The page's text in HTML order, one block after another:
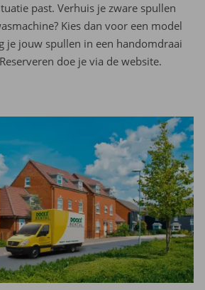
past. Verhuis je zware spullen
Kies dan voor een model
je jouw spullen in een handomdraai
doe je via de website.